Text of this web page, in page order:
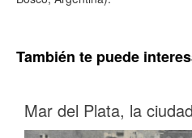
También te puede
Mar del Plata, la